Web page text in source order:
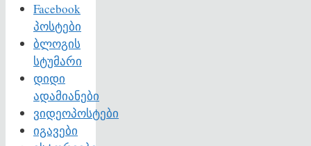
Facebook
პოსტები
ბლოგის
სტუმარი
დიდი
ადამიანები
ვიდეოპოსტები
იგავები